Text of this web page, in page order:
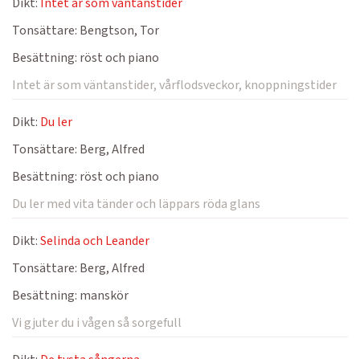
Tonsättare: Bengtson, Tor
Besättning: röst och piano
Intet är som väntanstider, vårflodsveckor, knoppningstider
Dikt: Du ler
Tonsättare: Berg, Alfred
Besättning: röst och piano
Du ler med vita tänder och läppars röda glans
Dikt:Selinda och Leander
Tonsättare: Berg, Alfred
Besättning: manskör
Vi gjuter du i vågen så sorgefull